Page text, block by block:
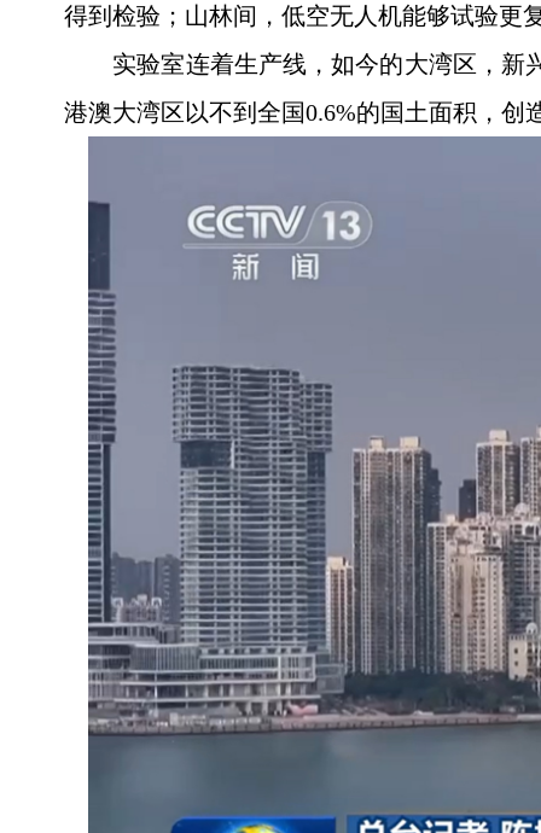
得到检验；山林间，低空无人机能够试验更
实验室连着生产线，如今的大湾区，新
港澳大湾区以不到全国0.6%的国土面积，